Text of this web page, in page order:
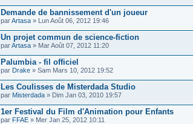
Demande de bannissement d'un joueur
parArtasa » Lun Août 06, 2012 19:46
Un projet commun de science-fiction
parArtasa » Mar Août 07, 2012 11:20
Palumbia - fil officiel
par Drake » Sam Mars 10, 2012 19:52
Les Coulisses de Misterdada Studio
par Misterdada » Dim Jan 03, 2010 19:57
1er Festival du Film d'Animation pour Enfants
par FFAE » Mer Jan 25, 2012 10:11